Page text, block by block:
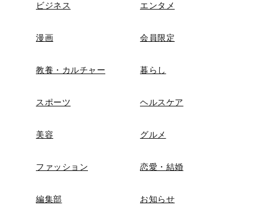
ビジネス エンタメ
漫画 会員限定
教養・カルチャー 暮らし
スポーツ ヘルスケア
美容 グルメ
ファッション 恋愛・結婚
編集部 お知らせ